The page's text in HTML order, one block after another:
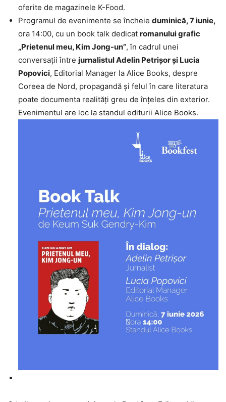
oferite de magazinele K-Food.
Programul de evenimente se încheie duminică, 7 iunie,
ora 14:00, cu un book talk dedicat romanului grafic
„Prietenul meu, Kim Jong-un”, în cadrul unei
conversații între jurnalistul Adelin Petrișor și Lucia
Popovici, Editorial Manager la Alice Books, despre
Coreea de Nord, propagandă și felul în care literatura
poate documenta realități greu de înțeles din exterior.
Evenimentul are loc la standul editurii Alice Books.